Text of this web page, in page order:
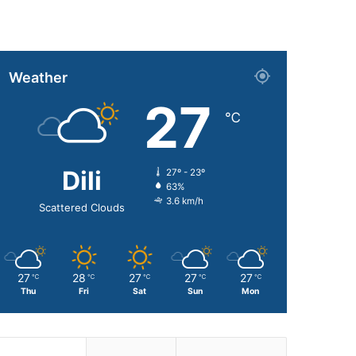
Weather
Dili
Scattered Clouds
27 ℃
27º - 23º
63%
3.6 km/h
27 ℃
Thu
28 ℃
Fri
27 ℃
Sat
27 ℃
Sun
27 ℃
Mon